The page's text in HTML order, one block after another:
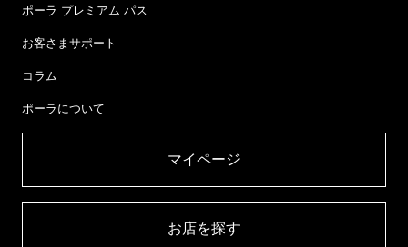
ポーラ プレミアム パス
お客さまサポート
コラム
ポーラについて
マイページ​
お店を探す​